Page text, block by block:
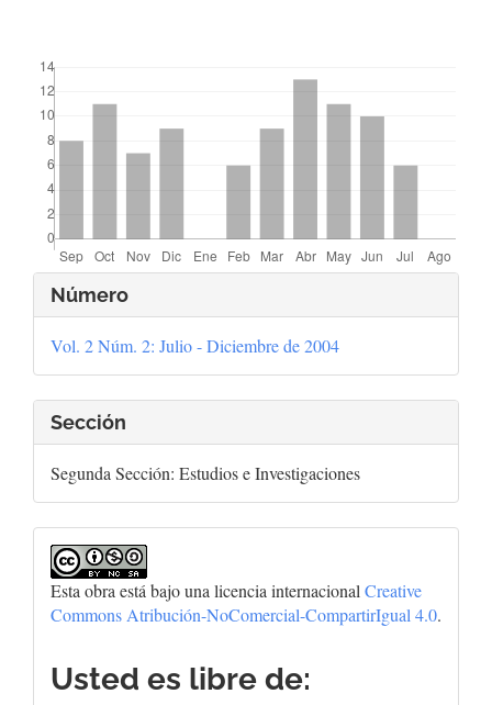
Detalles
del
artículo
Número
Vol. 2 Núm. 2: Julio - Diciembre de 2004
Sección
Segunda Sección: Estudios e Investigaciones
Esta obra está bajo una licencia internacional Creative
Commons Atribución-NoComercial-CompartirIgual 4.0.
Usted es libre de: